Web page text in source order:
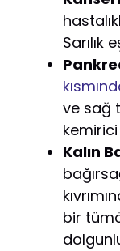
Sarılık
ve sağ
Kalın
bir